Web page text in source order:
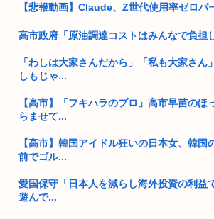
【悲報動画】Claude、Z世代使用率ゼロパ
高市政府「原油調達コストはみんなで負担
「わしは大家さんだから」「私も大家さん
しもじゃ...
【高市】「フキハラのプロ」高市早苗のほ
らませて...
【高市】韓国アイドル狂いの日本女、韓国
前でゴル...
愛国保守「日本人を減らし海外投資の利益
遊んで...